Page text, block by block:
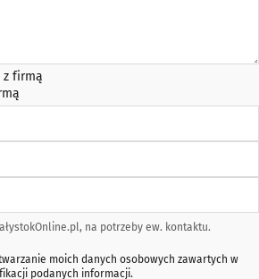
z firmą
na potrzeby ew. kontaktu.
moich danych osobowych zawartych w
podanych informacji.